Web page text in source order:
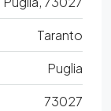
Taranto
Puglia
73027